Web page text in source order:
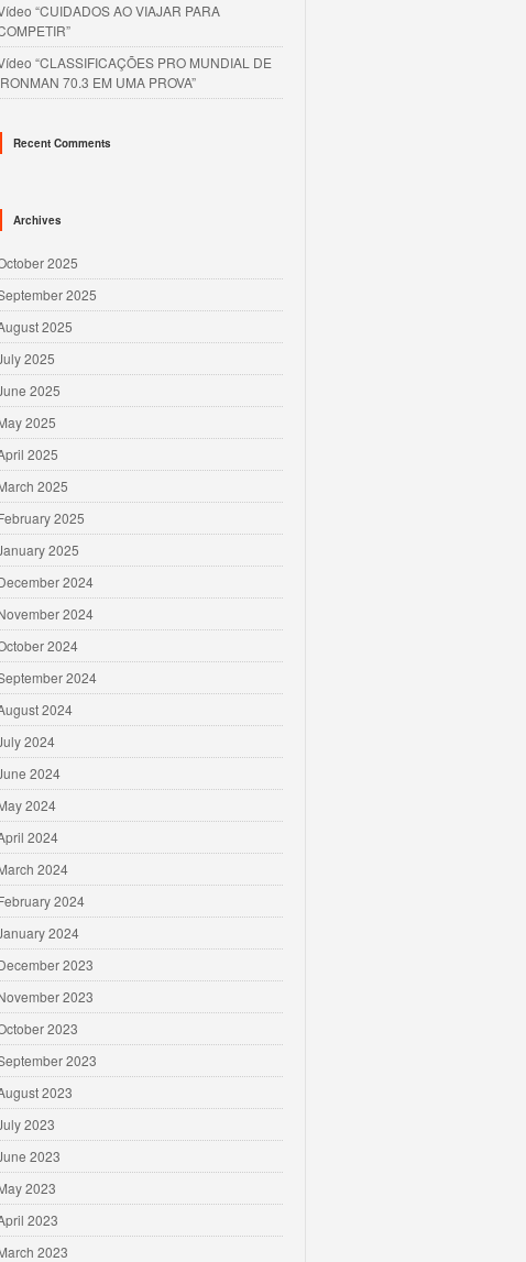
“CUIDADOS AO VIAJAR PARA
“CLASSIFICAÇÕES PRO MUNDIAL DE
70.3 EM UMA PROVA”
Recent Comments
Archives
2025
2025
2025
2025
2025
2025
2025
2025
2025
2025
2024
2024
2024
2024
2024
2024
2024
2024
2024
2024
2024
2024
2023
2023
2023
2023
2023
2023
2023
2023
2023
2023